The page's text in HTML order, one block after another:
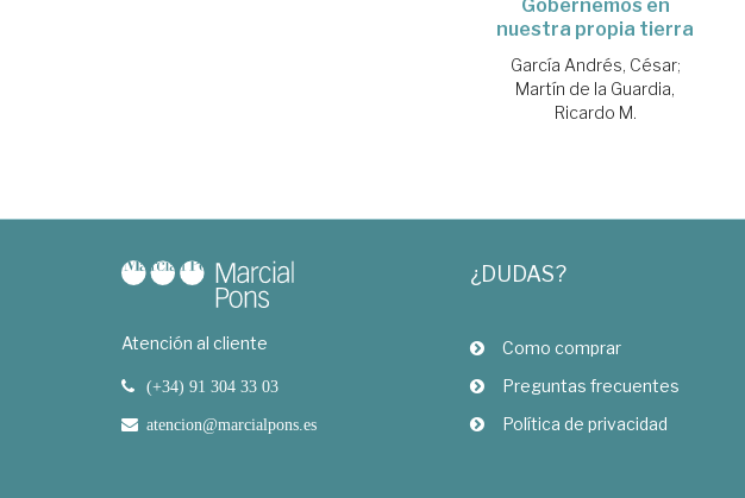
Gobernemos en
nuestra propia tierra
García Andrés, César;
Martín de la Guardia,
Ricardo M.
Atención al cliente
(+34) 91 304 33 03
atencion@marcialpons.es
¿DUDAS?
Como comprar
Preguntas frecuentes
Política de privacidad